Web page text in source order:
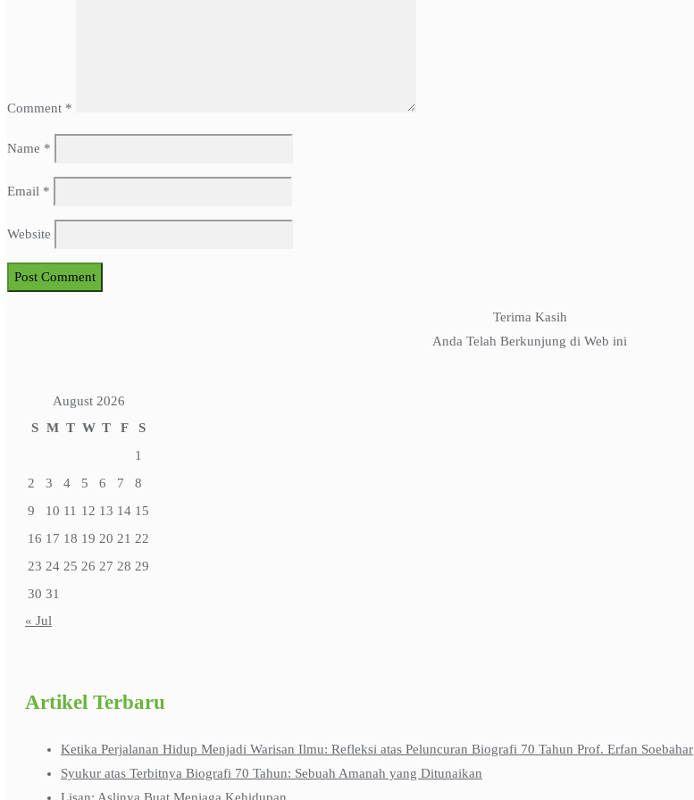
Comment *
Name *
Email *
Website
Terima Kasih
Anda Telah Berkunjung di Web ini
August 2026
S M T W T F
S
1
2
3 4 5 6 7
8
9
10 11 12 13 14 15
16 17 18 19 20 21 22
23 24 25 26 27 28 29
30 31
« Jul
Artikel Terbaru
Ketika Perjalanan Hidup Menjadi Warisan Ilmu: Refleksi atas Peluncuran Biografi 70 Tahun Prof. Erfan Soebahar
Syukur atas Terbitnya Biografi 70 Tahun: Sebuah Amanah yang Ditunaikan